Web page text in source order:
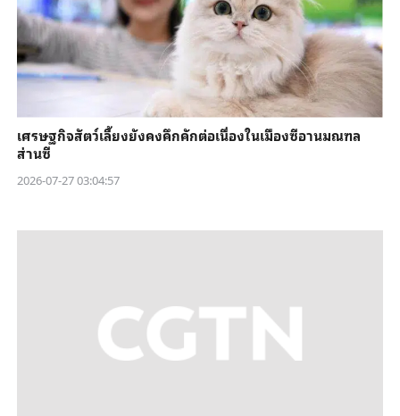
เศรษฐกิจสัตว์เลี้ยงยังคงคึกคักต่อเนื่องในเมืองซีอานมณฑล
ส่านซี
2026-07-27 03:04:57